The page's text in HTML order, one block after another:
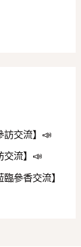
訪交流】📣
交流】📣
參香交流】